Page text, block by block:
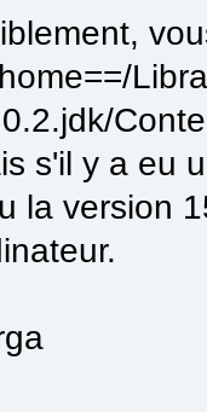
s'il y a eu
la version